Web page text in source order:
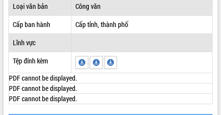
Loại văn bản
Công văn
Cấp ban hành
Cấp tỉnh, thành phố
Lĩnh vực
Tệp đính kèm
PDF cannot be displayed.
PDF cannot be displayed.
PDF cannot be displayed.